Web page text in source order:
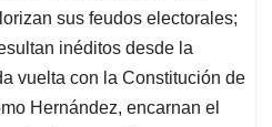
sus feudos electorales;
inéditos desde la
vuelta con la Constitución de
Hernández, encarnan el